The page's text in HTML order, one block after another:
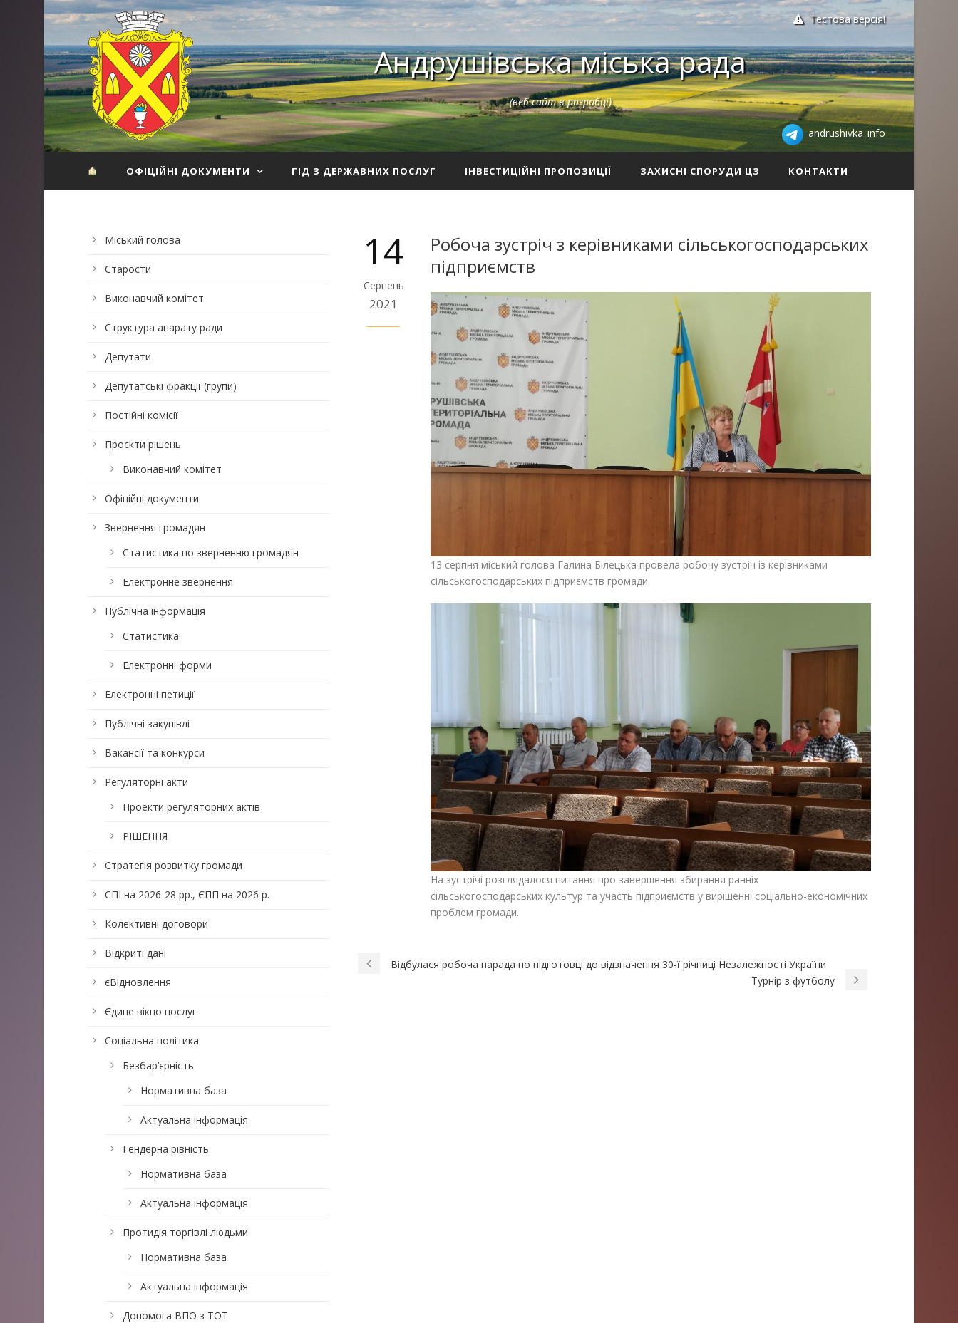
Тестова версія!
Андрушівська міська рада
(веб-сайт в розробці)
andrushivka_info
ОФІЦІЙНІ ДОКУМЕНТИ ГІД З ДЕРЖАВНИХ ПОСЛУГ ІНВЕСТИЦІЙНІ ПРОПОЗИЦІЇ ЗАХИСНІ СПОРУДИ ЦЗ КОНТАКТИ
14
Серпень
2021
Робоча зустріч з керівниками сільськогосподарських
підприємств
13 серпня міський голова Галина Білецька провела робочу зустріч із керівниками
сільськогосподарських підприємств громади.
На зустрічі розглядалося питання про завершення збирання ранніх
сільськогосподарських культур та участь підприємств у вирішенні соціально-економічних
проблем громади.
Відбулася робоча нарада по підготовці до відзначення 30-ї річниці Незалежності України
Турнір з футболу
Міський голова
Старости
Виконавчий комітет
Структура апарату ради
Депутати
Депутатські фракції (групи)
Постійні комісії
Проєкти рішень
Виконавчий комітет
Офіційні документи
Звернення громадян
Статистика по зверненню громадян
Електронне звернення
Публічна інформація
Статистика
Електронні форми
Електронні петиції
Публічні закупівлі
Вакансії та конкурси
Регуляторні акти
Проекти регуляторних актів
РІШЕННЯ
Стратегія розвитку громади
СПІ на 2026-28 рр., ЄПП на 2026 р.
Колективні договори
Відкриті дані
єВідновлення
Єдине вікно послуг
Соціальна політика
Безбар’єрність
Нормативна база
Актуальна інформація
Гендерна рівність
Нормативна база
Актуальна інформація
Протидія торгівлі людьми
Нормативна база
Актуальна інформація
Допомога ВПО з ТОТ